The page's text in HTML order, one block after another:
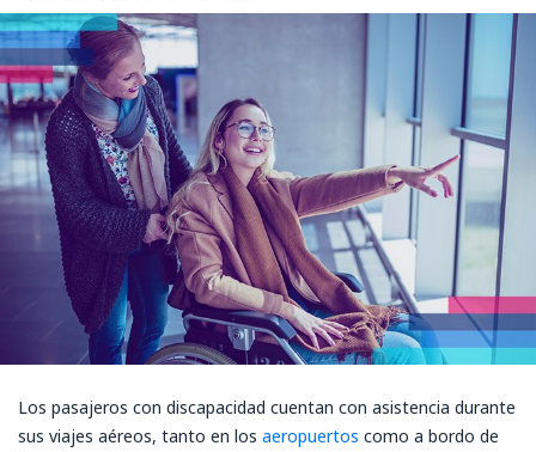
Los pasajeros con discapacidad cuentan con asistencia durante
sus viajes aéreos, tanto en los aeropuertos como a bordo de